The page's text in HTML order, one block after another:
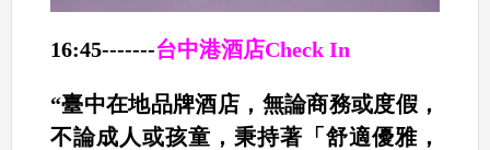
16:45-------台中港酒店Check In
“臺中在地品牌酒店，無論商務或度假，
不論成人或孩童，秉持著「舒適優雅，